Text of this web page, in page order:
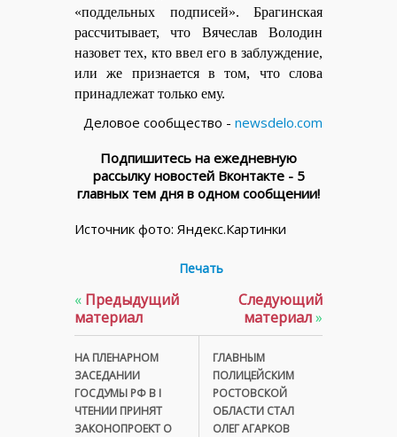
«поддельных подписей». Брагинская
рассчитывает, что Вячеслав Володин
назовет тех, кто ввел его в заблуждение,
или же признается в том, что слова
принадлежат только ему.
Деловое сообщество - newsdelo.com
Подпишитесь на ежедневную
рассылку новостей Вконтакте - 5
главных тем дня в одном сообщении!
Источник фото: Яндекс.Картинки
Печать
« Предыдущий
материал
НА ПЛЕНАРНОМ
ЗАСЕДАНИИ
ГОСДУМЫ РФ В I
ЧТЕНИИ ПРИНЯТ
ЗАКОНОПРОЕКТ О
Следующий
материал»
ГЛАВНЫМ
ПОЛИЦЕЙСКИМ
РОСТОВСКОЙ
ОБЛАСТИ СТАЛ
ОЛЕГ АГАРКОВ